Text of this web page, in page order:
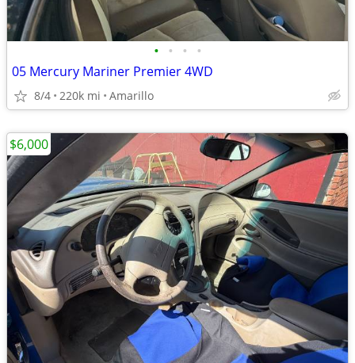
• • • •
05 Mercury Mariner Premier 4WD
8/4 220k mi Amarillo
$6,000